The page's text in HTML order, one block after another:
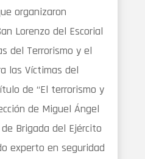
organizaron
Lorenzo del Escorial
del Terrorismo y el
las Víctimas del
de “El terrorismo y
de Miguel Ángel
Brigada del Ejército
experto en seguridad